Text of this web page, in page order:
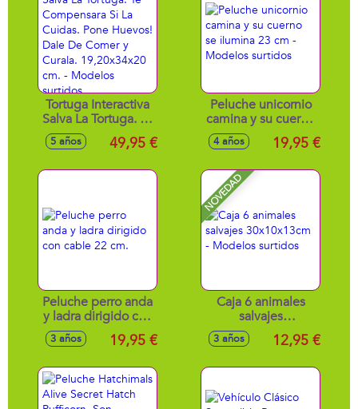
Tortuga Interactiva
Salva La Tortuga. Te
Compensara Si La
Cuidas. Pone
Modelos surtidos
5 años 49,95 €
Peluche unicornio
camina y su cuerno
se ilumina 23 cm -
Modelos surtidos
4 años 19,95 €
Peluche perro anda
y ladra dirigido con
cable 22 cm.
3 años 19,95 €
NOVEDAD
Caja 6 animales
salvajes
30x10x13cm -
Modelos surtidos
3 años 12,95 €